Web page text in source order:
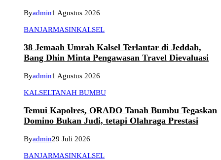
Byadmin1 Agustus 2026
BANJARMASINKALSEL
38 Jemaah Umrah Kalsel Terlantar di Jeddah,
Bang Dhin Minta Pengawasan Travel Dievaluasi
Byadmin1 Agustus 2026
KALSELTANAH BUMBU
Temui Kapolres, ORADO Tanah Bumbu Tegaskan
Domino Bukan Judi, tetapi Olahraga Prestasi
Byadmin29 Juli 2026
BANJARMASINKALSEL